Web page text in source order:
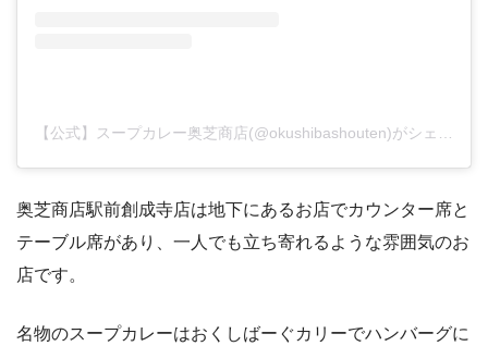
奥芝商店駅前創成寺店は地下にあるお店でカウンター席と
テーブル席があり、一人でも立ち寄れるような雰囲気のお
店です。
名物のスープカレーはおくしばーぐカリーでハンバーグに